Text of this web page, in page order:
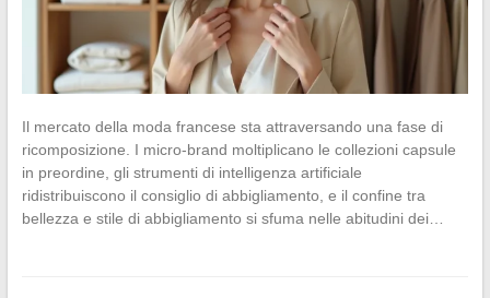
Il mercato della moda francese sta attraversando una fase di
ricomposizione. I micro-brand moltiplicano le collezioni capsule
in preordine, gli strumenti di intelligenza artificiale
ridistribuiscono il consiglio di abbigliamento, e il confine tra
bellezza e stile di abbigliamento si sfuma nelle abitudini dei…